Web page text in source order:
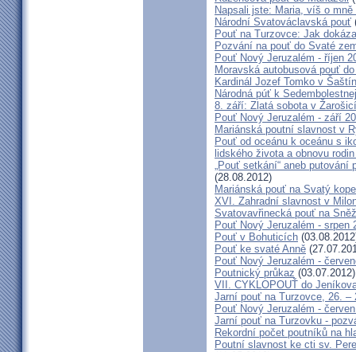
Napsali jste: Maria, víš o mně
Národní Svatováclavská pouť
Pouť na Turzovce: Jak
Pozvání na pouť do Svaté
Pouť Nový Jeruzalém - říjen
Moravská autobusová pouť
Kardinál Jozef Tomko v
Národná púť k
8. září: Zlatá sobota v
Pouť Nový Jeruzalém - září
Mariánská poutní slavnost v
Pouť od oceánu k oceánu s
lidského života a obnovu
„Pouť setkání“ aneb putování
(28.08.2012)
Mariánská pouť na Svatý
XVI. Zahradní slavnost v
Svatovavřinecká pouť na
Pouť Nový Jeruzalém - srpen
Pouť v Bohuticích
Pouť ke svaté Anně
Pouť Nový Jeruzalém -
Poutnický průkaz (03.07.2012)
VII. CYKLOPOUŤ do
Jarní pouť na Turzovce, 26. –
Pouť Nový Jeruzalém -
Jarní pouť na Turzovku -
Rekordní počet poutníků na
Poutní slavnost ke cti sv.